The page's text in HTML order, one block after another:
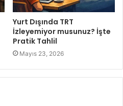
Yurt Dışında TRT
İzleyemiyor musunuz? İşte
Pratik Tahlil
Mayıs 23, 2026